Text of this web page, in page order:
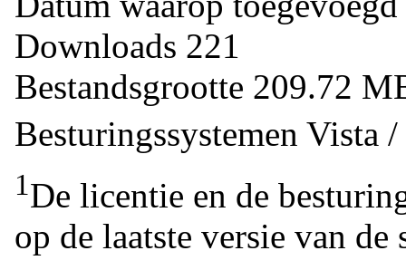
Downloads 221
Bestandsgrootte 209.72
Besturingssystemen Vista
1De licentie en de
op de laatste versie van de